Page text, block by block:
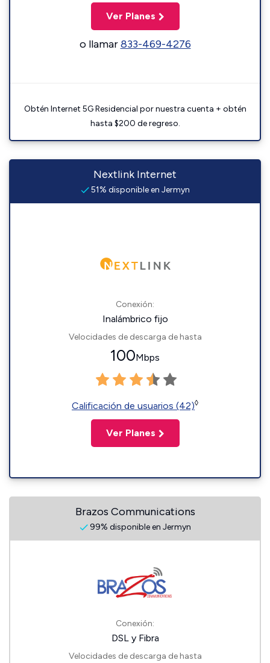
Ver Planes
o llamar833-469-4276
Obtén Internet 5G Residencial por nuestra cuenta + obtén
hasta $200 de regreso.
Nextlink Internet
51% disponible en Jermyn
Conexión:
Inalámbrico fijo
Velocidades de descarga de hasta
100Mbps
Calificación de usuarios (42)◊
Ver Planes
Brazos Communications
99% disponible en Jermyn
Conexión:
DSL y Fibra
Velocidades de descarga de hasta